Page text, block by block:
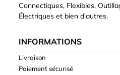
Connectiques, Flexibles,
Électriques et bien d'autres.
INFORMATIONS
Livraison
Paiement sécurisé